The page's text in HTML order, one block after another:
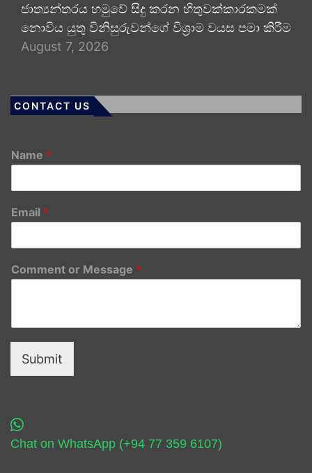
ජාත්‍යන්තරය හමුවේ සිදු කරන හිතුවක්කාරකමක්
නොවිය යුතු විනිසුරුවන්ගේ විශ්‍රාම වයස පමා කිරීම
August 7, 2026
CONTACT US
Name *
Email *
Comment or Message *
Submit
Chat on WhatsApp (+94 77 359 6107)